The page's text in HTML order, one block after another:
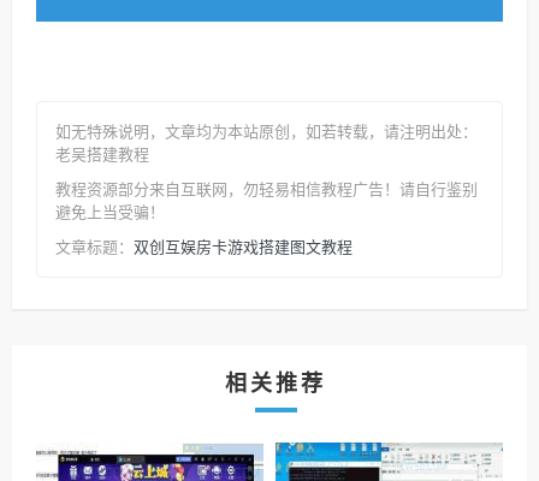
如无特殊说明，文章均为本站原创 ，如若转载，请注明出处：
老吴搭建教程
教程资源部分来自互联网，勿轻易相信教程广告！请自行鉴别
避免上当受骗！
文章标题： 双创互娱房卡游戏搭建图文教程
相关推荐